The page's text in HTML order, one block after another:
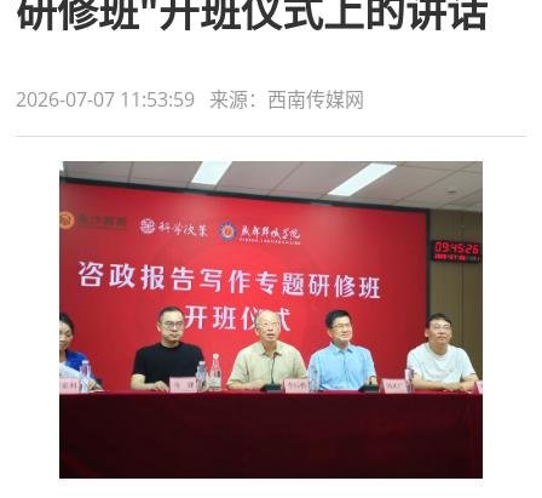
2026-07-07 11:53:59 来源：西南传媒网